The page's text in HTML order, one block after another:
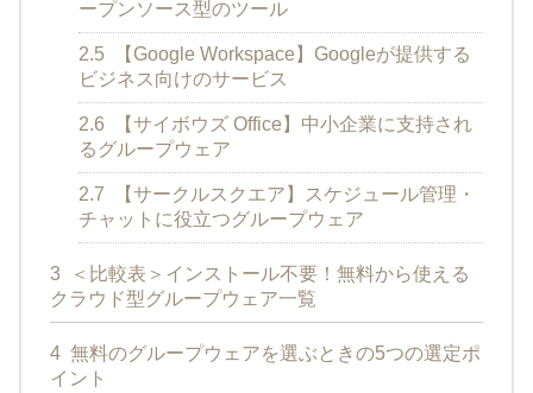
ープンソース型のツール
2.5
【Google Workspace】Googleが提供する
ビジネス向けのサービス
2.6
【サイボウズ Office】中小企業に支持され
るグループウェア
2.7
【サークルスクエア】スケジュール管理・
チャットに役立つグループウェア
3
＜比較表＞インストール不要！無料から使える
クラウド型グループウェア一覧
4 無料のグループウェアを選ぶときの5つの選定ポ
イント